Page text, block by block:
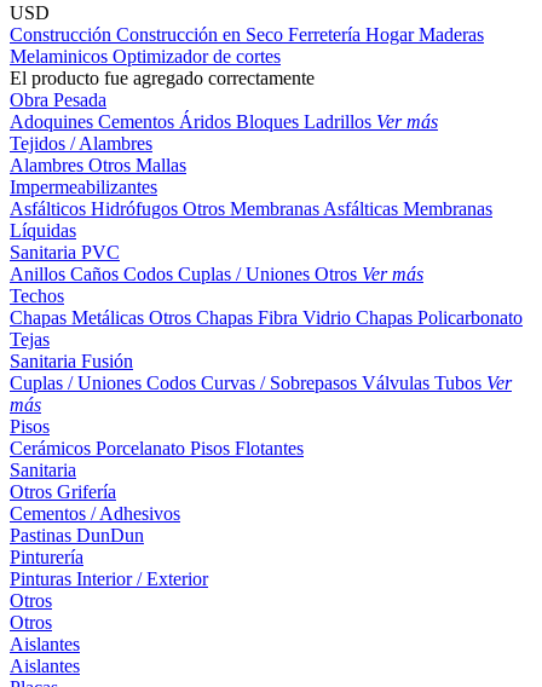
USD
Construcción Construcción en Seco Ferretería HogarMaderas
Melaminicos Optimizador de cortes
El producto fue agregado correctamente
Obra Pesada
Adoquines Cementos Áridos Bloques Ladrillos Ver más
Tejidos / Alambres
Alambres Otros Mallas
Impermeabilizantes
Asfálticos Hidrófugos Otros Membranas Asfálticas Membranas
Líquidas
Sanitaria PVC
Anillos Caños Codos Cuplas / Uniones Otros Ver más
Techos
Chapas Metálicas Otros Chapas Fibra Vidrio Chapas Policarbonato
Tejas
Sanitaria Fusión
Cuplas / Uniones Codos Curvas / Sobrepasos Válvulas Tubos Ver
más
Pisos
Cerámicos Porcelanato Pisos Flotantes
Sanitaria
Otros Grifería
Cementos / Adhesivos
Pastinas DunDun
Pinturería
Pinturas Interior / Exterior
Otros
Otros
Aislantes
Aislantes